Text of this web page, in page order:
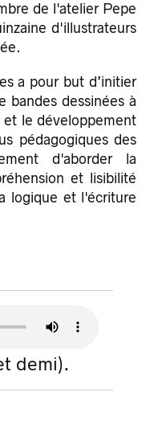
de l'atelier Pepe
d'illustrateurs
a pour but d’initier
bandes dessinées à
et le développement
pédagogiques des
d'aborder la
et lisibilité
logique et l'écriture
demi).